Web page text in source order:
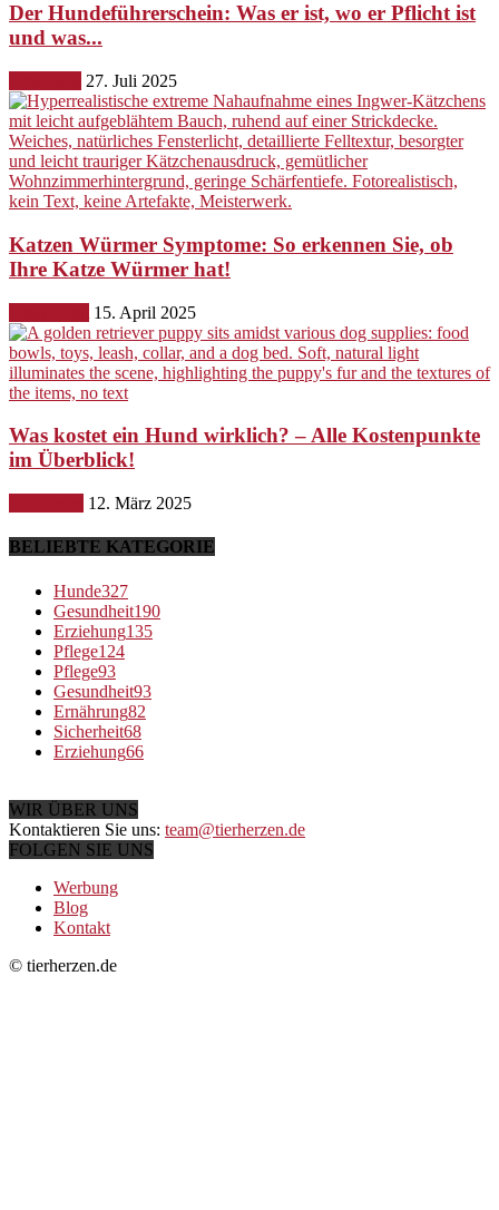
Der Hundeführerschein: Was er ist, wo er Pflicht ist
und was...
27. Juli 2025
Katzen Würmer Symptome: So erkennen Sie, ob
Ihre Katze Würmer hat!
15. April 2025
Was kostet ein Hund wirklich? – Alle Kostenpunkte
im Überblick!
12. März 2025
BELIEBTE KATEGORIE
Hunde327
Gesundheit190
Erziehung135
Pflege124
Pflege93
Gesundheit93
Ernährung82
Sicherheit68
Erziehung66
WIR ÜBER UNS
Kontaktieren Sie uns: team@tierherzen.de
FOLGEN SIE UNS
Werbung
Blog
Kontakt
© tierherzen.de